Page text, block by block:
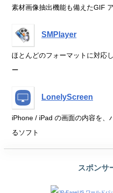
素材画像抽出機能も備えたGIF
SMPlayer
ほとんどのフォーマットに対応
ー
LonelyScreen
iPhone / iPad の画面の内容を、
るソフト
スポンサ